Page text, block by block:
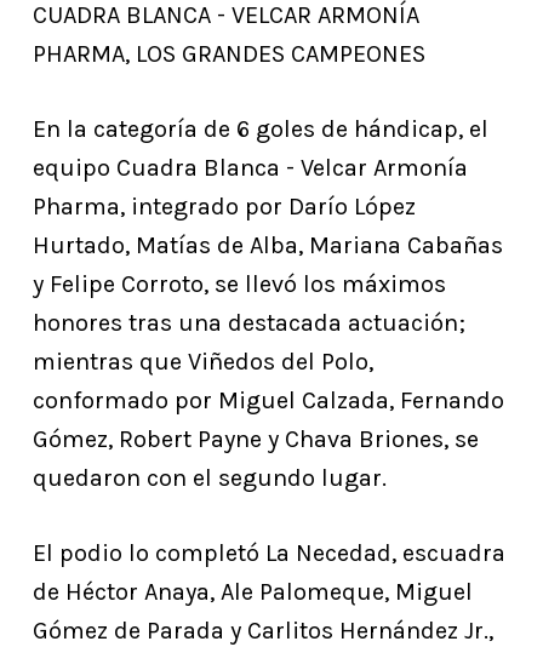
CUADRA BLANCA - VELCAR ARMONÍA
PHARMA, LOS GRANDES CAMPEONES
En la categoría de 6 goles de hándicap, el
equipo Cuadra Blanca - Velcar Armonía
Pharma, integrado por Darío López
Hurtado, Matías de Alba, Mariana Cabañas
y Felipe Corroto, se llevó los máximos
honores tras una destacada actuación;
mientras que Viñedos del Polo,
conformado por Miguel Calzada, Fernando
Gómez, Robert Payne y Chava Briones, se
quedaron con el segundo lugar.
El podio lo completó La Necedad, escuadra
de Héctor Anaya, Ale Palomeque, Miguel
Gómez de Parada y Carlitos Hernández Jr.,